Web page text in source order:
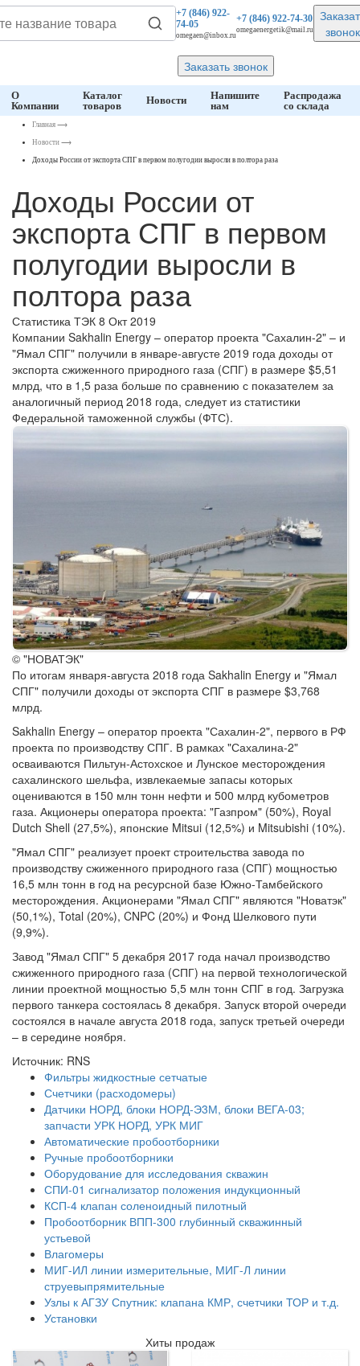
+7 (846)922-
74-05
omegaen@inbox.ru
+7 (846)922-74-30
omegaenergetik@mail.ru
звонок
Заказать звонок
О
Компании
Каталог
товаров
Новости
Напишите
нам
Распродажа
со склада
Главная ⟶
Новости ⟶
Доходы России от экспорта СПГ в первом полугодии выросли в полтора раза
Доходы России от
экспорта СПГ в первом
полугодии выросли в
полтора раза
Статистика ТЭК 8 Окт 2019
Компании Sakhalin Energy – оператор проекта "Сахалин-2" – и
"Ямал СПГ" получили в январе-августе 2019 года доходы от
экспорта сжиженного природного газа (СПГ) в размере $5,51
млрд, что в 1,5 раза больше по сравнению с показателем за
аналогичный период 2018 года, следует из статистики
Федеральной таможенной службы (ФТС).
© "НОВАТЭК"
По итогам января-августа 2018 года Sakhalin Energy и "Ямал
СПГ" получили доходы от экспорта СПГ в размере $3,768
млрд.
Sakhalin Energy – оператор проекта "Сахалин-2", первого в РФ
проекта по производству СПГ. В рамках "Сахалина-2"
осваиваются Пильтун-Астохское и Лунское месторождения
сахалинского шельфа, извлекаемые запасы которых
оцениваются в 150 млн тонн нефти и 500 млрд кубометров
газа. Акционеры оператора проекта: "Газпром" (50%), Royal
Dutch Shell (27,5%), японские Mitsui (12,5%) и Mitsubishi (10%).
"Ямал СПГ" реализует проект строительства завода по
производству сжиженного природного газа (СПГ) мощностью
16,5 млн тонн в год на ресурсной базе Южно-Тамбейского
месторождения. Акционерами "Ямал СПГ" являются "Новатэк"
(50,1%), Total (20%), CNPC (20%) и Фонд Шелкового пути
(9,9%).
Завод "Ямал СПГ" 5 декабря 2017 года начал производство
сжиженного природного газа (СПГ) на первой технологической
линии проектной мощностью 5,5 млн тонн СПГ в год. Загрузка
первого танкера состоялась 8 декабря. Запуск второй очереди
состоялся в начале августа 2018 года, запуск третьей очереди
– в середине ноября.
Источник: RNS
Фильтры жидкостные сетчатые
Счетчики (расходомеры)
Датчики НОРД, блоки НОРД-Э3М, блоки ВЕГА-03;
запчасти УРК НОРД, УРК МИГ
Автоматические пробоотборники
Ручные пробоотборники
Оборудование для исследования скважин
СПИ-01 сигнализатор положения индукционный
КСП-4 клапан соленоидный пилотный
Пробоотборник ВПП-300 глубинный скважинный
устьевой
Влагомеры
МИГ-ИЛ линии измерительные, МИГ-Л линии
струевыпрямительные
Узлы к АГЗУ Спутник: клапана КМР, счетчики ТОР и т.д.
Установки
Хиты продаж